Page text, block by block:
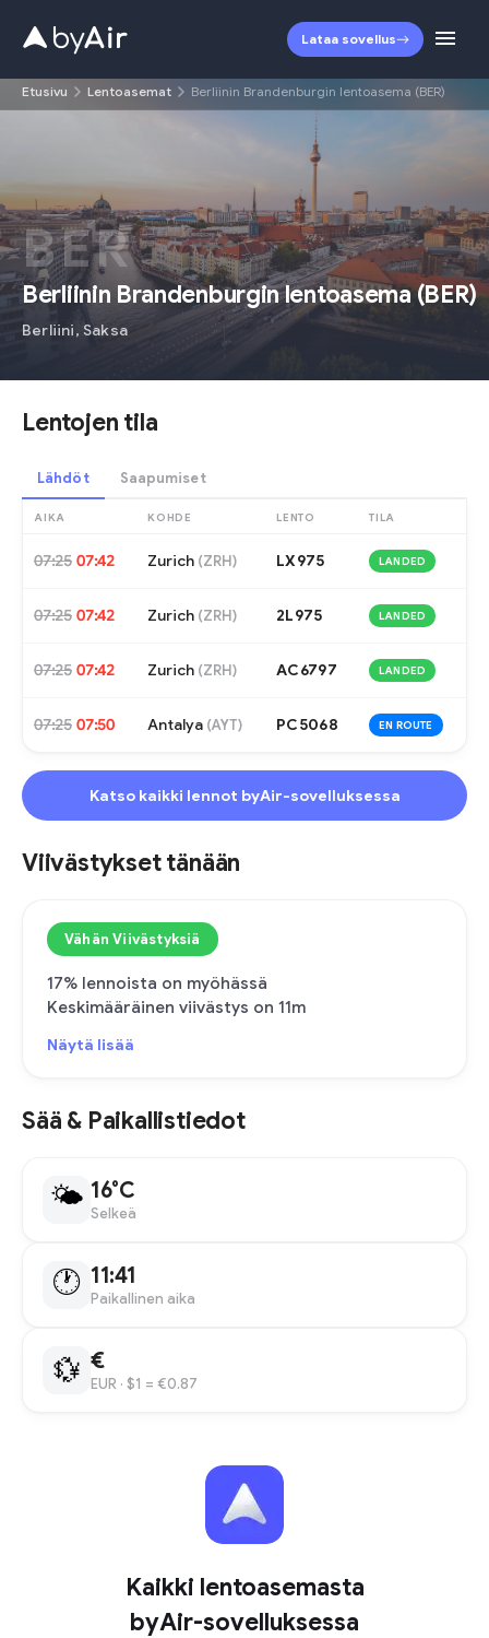
Lataa sovellus
Etusivu Lentoasemat Berliinin Brandenburgin lentoasema (BER)
BER
Berliinin Brandenburgin lentoasema(BER)
Berliini,Saksa
Lentojen tila
Lähdöt Saapumiset
AIKA KOHDE LENTO TILA
07:25 07:42 Zurich (ZRH) LX975 LANDED
07:25 07:42 Zurich (ZRH) 2L975 LANDED
07:25 07:42 Zurich (ZRH) AC6797 LANDED
07:25 07:50 Antalya (AYT) PC5068 EN ROUTE
Katso kaikki lennot byAir-sovelluksessa
Viivästykset tänään
Vähän Viivästyksiä
17% lennoista on myöhässä
Keskimääräinen viivästys on 11m
Näytä lisää
Sää & Paikallistiedot
🌤 16°C
Selkeä
🕐 11:41
Paikallinen aika
💱 €
EUR · $1 = €0.87
Kaikki lentoasemasta
byAir-sovelluksessa